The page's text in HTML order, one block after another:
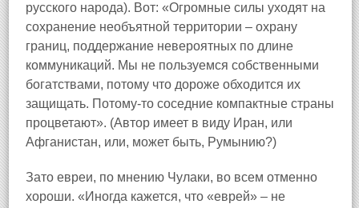
русского народа). Вот: «Огромные силы уходят на
сохранение необъятной территории – охрану
границ, поддержание невероятных по длине
коммуникаций. Мы не пользуемся собственными
богатствами, потому что дороже обходится их
защищать. Потому‑то соседние компактные страны
процветают». (Автор имеет в виду Иран, или
Афганистан, или, может быть, Румынию?)
Зато евреи, по мнению Чулаки, во всем отменно
хороши. «Иногда кажется, что «еврей» – не